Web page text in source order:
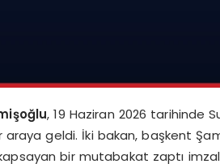
, 19 Haziran 2026 tarihinde
geldi. İki bakan, başkent
bir mutabakat zaptı